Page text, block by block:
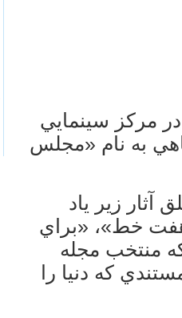
فيلمسازي را از سال 1349 در مركز سينمايي
به نام «مجلس
آثار زير ياد
هفت خط»، «براي
که منتخب مجله
که دنيا را